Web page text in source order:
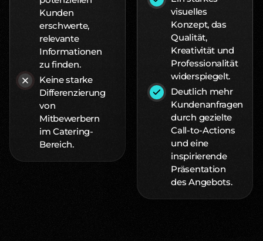
Kunden
erschwerte,
relevante
Informationen
zu finden.
Keine starke
Differenzierung
von
Mitbewerbern
im Catering-
Bereich.
visuelles
Konzept, das
Qualität,
Kreativität und
Professionalität
widerspiegelt.
Deutlich mehr
Kundenanfragen
durch gezielte
Call-to-Actions
und eine
inspirierende
Präsentation
des Angebots.